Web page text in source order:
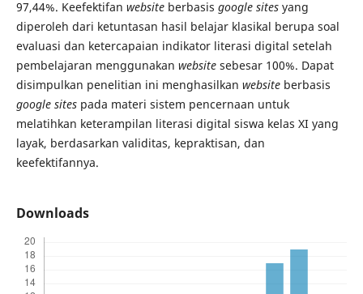
97,44%. Keefektifan website berbasis google sitesyang
diperoleh dari ketuntasan hasil belajar klasikal berupa soal
evaluasi dan ketercapaian indikator literasi digital setelah
pembelajaran menggunakan website sebesar 100%. Dapat
disimpulkan penelitian ini menghasilkan website berbasis
google sitespada materi sistem pencernaan untuk
melatihkan keterampilan literasi digital siswa kelas XI yang
layak, berdasarkan validitas, kepraktisan, dan
keefektifannya.
Downloads